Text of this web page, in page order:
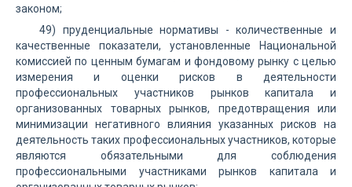
законом;
49) пруденциальные нормативы - количественные и
качественные показатели, установленные Национальной
комиссией по ценным бумагам и фондовому рынку с целью
измерения и оценки рисков в деятельности
профессиональных участников рынков капитала и
организованных товарных рынков, предотвращения или
минимизации негативного влияния указанных рисков на
деятельность таких профессиональных участников, которые
являются обязательными для соблюдения
профессиональными участниками рынков капитала и